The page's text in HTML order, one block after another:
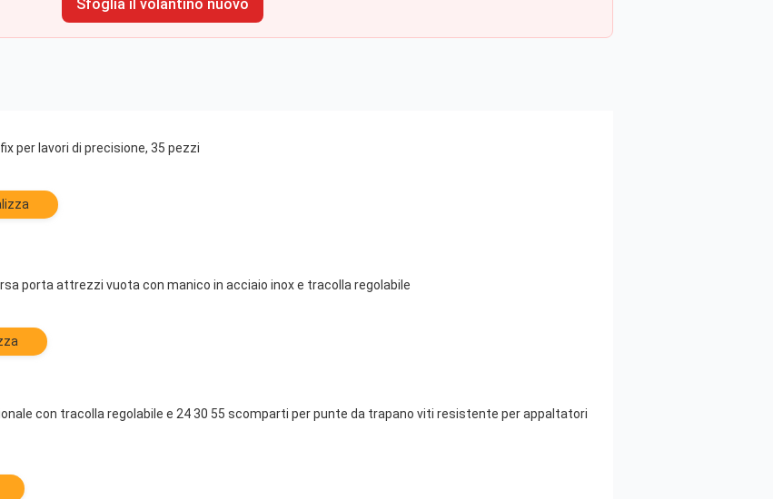
Sfoglia il volantino nuovo
per lavori di precisione, 35 pezzi
porta attrezzi vuota con manico in acciaio inox e tracolla regolabile
con tracolla regolabile e 24 30 55 scomparti per punte da trapano viti resistente per appaltatori